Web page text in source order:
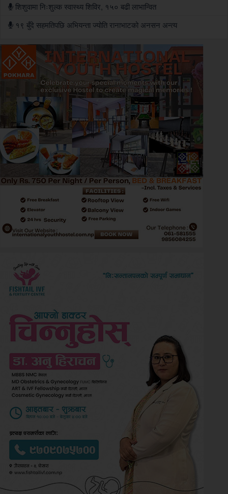
शिशुवामा निःशुल्क स्वास्थ्य शिविर, १५० बढी लाभान्वित
१९ बुँदे सहमतिपछि अभियन्ता ज्योति रानाभाटको अनसन अन्त्य